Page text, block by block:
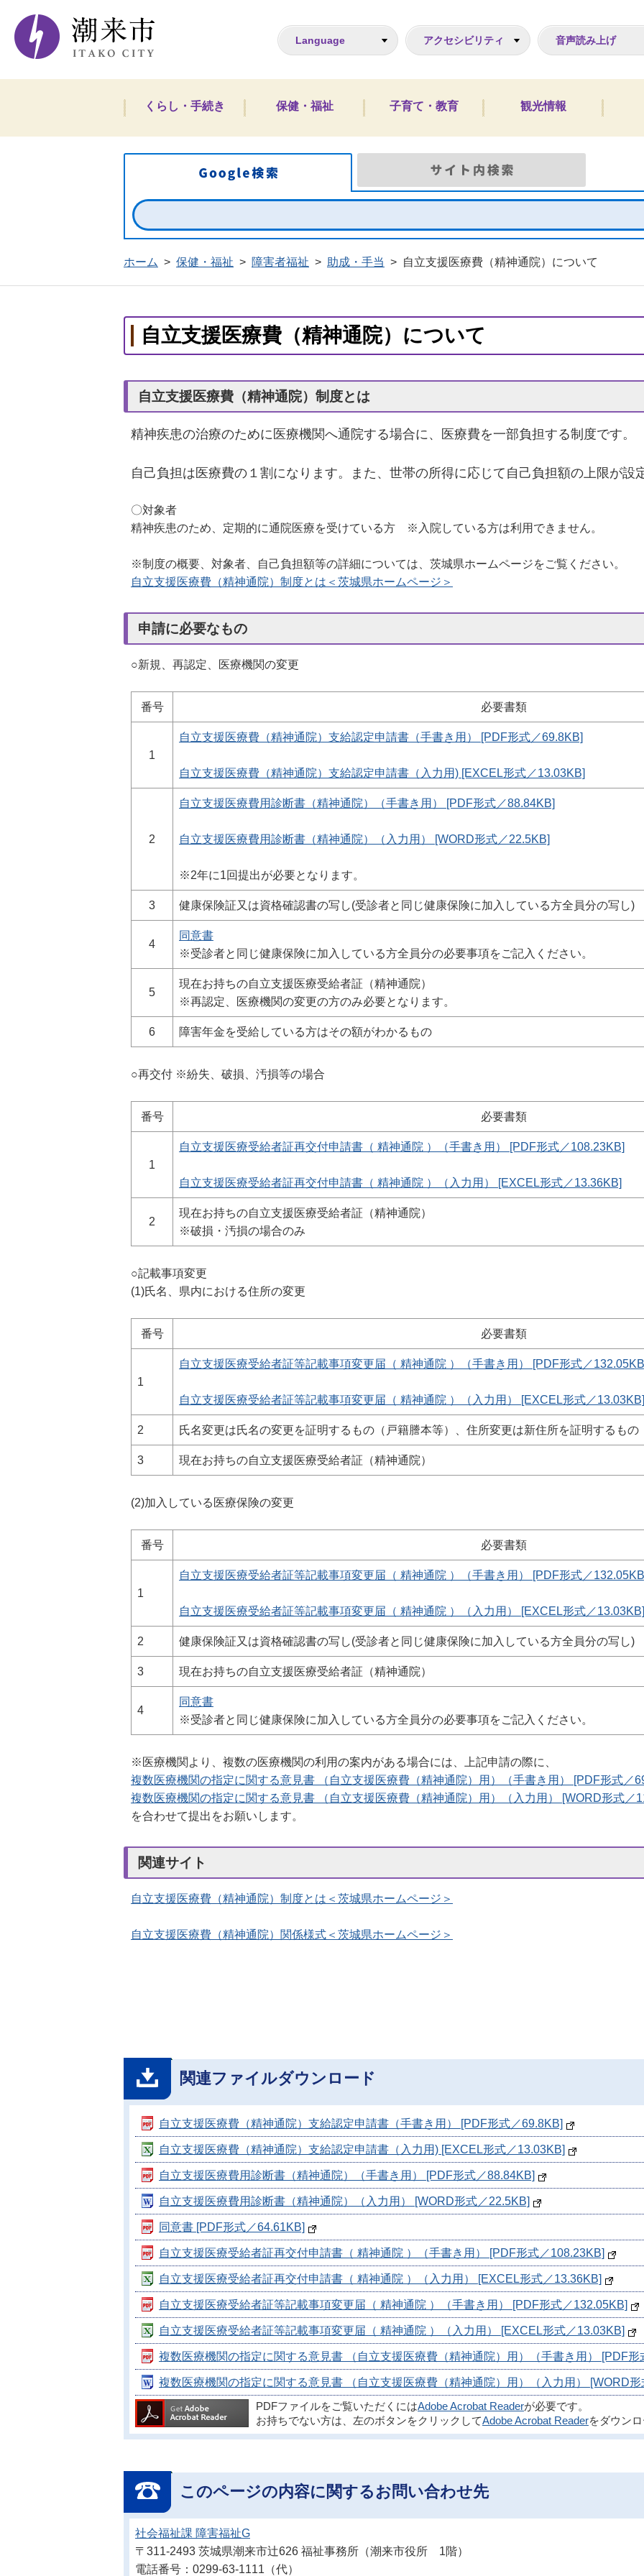
潮来市ホームページ
Language アクセシビリティ 音声読み上げ
くらし・手続き 保健・福祉 子育て・教育 観光情報
Google検索
ホーム > 保健・福祉 > 障害者福祉 > 助成・手当 > 自立支援医療費（精神通院）について
自立支援医療費（精神通院）について
自立支援医療費（精神通院）制度とは
精神疾患の治療のために医療機関へ通院する場合に、医療費を一部負担する制度です。
自己負担は医療費の１割になります。また、世帯の所得に応じて自己負担額の上限が設
〇対象者
精神疾患のため、定期的に通院医療を受けている方 ※入院している方は利用できません。
※制度の概要、対象者、自己負担額等の詳細については、茨城県ホームページをご覧ください。
自立支援医療費（精神通院）制度とは＜ 茨城県ホームページ ＞
申請に必要なもの
○新規、再認定、医療機関の変更
番号 必要書類
1
自立支援医療費（精神通院）支給認定申請書（手書き用） [PDF形式／69.8KB]
自立支援医療費（精神通院）支給認定申請書（入力用) [EXCEL形式／13.03KB]
2
自立支援医療費用診断書（精神通院）（手書き用） [PDF形式／88.84KB]
自立支援医療費用診断書（精神通院）（入力用） [WORD形式／22.5KB]
※2年に1回提出が必要となります。
3 健康保険証又は資格確認書の写し(受診者と同じ健康保険に加入している方全員分の写し)
4
同意書
※受診者と同じ健康保険に加入している方全員分の必要事項をご記入ください。
5
現在お持ちの自立支援医療受給者証（精神通院）
※再認定、医療機関の変更の方のみ必要となります。
6 障害年金を受給している方はその額がわかるもの
○再交付 ※紛失、破損、汚損等の場合
番号 必要書類
1
自立支援医療受給者証再交付申請書（ 精神通院 ）（手書き用） [PDF形式／108.23KB]
自立支援医療受給者証再交付申請書（ 精神通院 ）（入力用） [EXCEL形式／13.36KB]
2
現在お持ちの自立支援医療受給者証（精神通院）
※破損・汚損の場合のみ
○記載事項変更
(1)氏名、県内における住所の変更
番号 必要書類
1
自立支援医療受給者証等記載事項変更届（ 精神通院 ）（手書き用） [PDF形式／
自立支援医療受給者証等記載事項変更届（ 精神通院 ）（入力用） [EXCEL形式／13.03KB]
2 氏名変更は氏名の変更を証明するもの（戸籍謄本等）、住所変更は新住所を証明するもの
3 現在お持ちの自立支援医療受給者証（精神通院）
(2)加入している医療保険の変更
番号 必要書類
1
自立支援医療受給者証等記載事項変更届（ 精神通院 ）（手書き用） [PDF形式／
自立支援医療受給者証等記載事項変更届（ 精神通院 ）（入力用） [EXCEL形式／13.03KB]
2 健康保険証又は資格確認書の写し(受診者と同じ健康保険に加入している方全員分の写し)
3 現在お持ちの自立支援医療受給者証（精神通院）
4
同意書
※受診者と同じ健康保険に加入している方全員分の必要事項をご記入ください。
※医療機関より、複数の医療機関の利用の案内がある場合には、上記申請の際に、
複数医療機関の指定に関する意見書 （自立支援医療費（精神通院）用）（手書き用） [PDF形式／
複数医療機関の指定に関する意見書 （自立支援医療費（精神通院）用）（入力用） [WORD形式／
を合わせて提出をお願いします。
関連サイト
自立支援医療費（精神通院）制度とは＜ 茨城県ホームページ ＞
自立支援医療費（精神通院）関係様式＜茨城県ホームページ＞
関連ファイルダウンロード
自立支援医療費（精神通院）支給認定申請書（手書き用） [PDF形式／69.8KB]
自立支援医療費（精神通院）支給認定申請書（入力用) [EXCEL形式／13.03KB]
自立支援医療費用診断書（精神通院）（手書き用） [PDF形式／88.84KB]
自立支援医療費用診断書（精神通院）（入力用） [WORD形式／22.5KB]
同意書 [PDF形式／64.61KB]
自立支援医療受給者証再交付申請書（ 精神通院 ）（手書き用） [PDF形式／108.23KB]
自立支援医療受給者証再交付申請書（ 精神通院 ）（入力用） [EXCEL形式／13.36KB]
自立支援医療受給者証等記載事項変更届（ 精神通院 ）（手書き用） [PDF形式／132.05KB]
自立支援医療受給者証等記載事項変更届（ 精神通院 ）（入力用） [EXCEL形式／13.03KB]
複数医療機関の指定に関する意見書 （自立支援医療費（精神通院）用）（手書き用） [PDF形
複数医療機関の指定に関する意見書 （自立支援医療費（精神通院）用）（入力用） [WORD形
PDFファイルをご覧いただくにはAdobe Acrobat Readerが必要です。
お持ちでない方は、左のボタンをクリックしてAdobe Acrobat Readerをダウン
このページの内容に関するお問い合わせ先
社会福祉課 障害福祉G
〒311-2493 茨城県潮来市辻626 福祉事務所（潮来市役所 1階）
電話番号：0299-63-1111（代）